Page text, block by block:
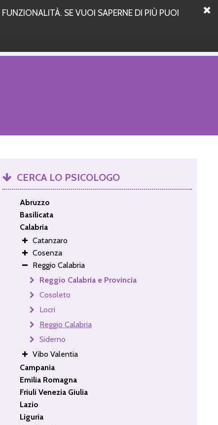
SE VUOI SAPERNE DI PIÙ PUOI
CERCA LO PSICOLOGO
Abruzzo
Basilicata
Calabria
Catanzaro
Cosenza
Reggio Calabria
Reggio Calabria e Provincia
Cosoleto
Locri
Reggio Calabria
Siderno
Vibo Valentia
Campania
Emilia Romagna
Friuli Venezia Giulia
Lazio
Liguria